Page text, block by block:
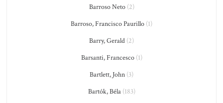
Barroso Neto(2)
Barroso, Francisco Paurillo (1)
Barry, Gerald (2)
Barsanti, Francesco(1)
Bartlett, John (3)
Bartók, Béla(183)